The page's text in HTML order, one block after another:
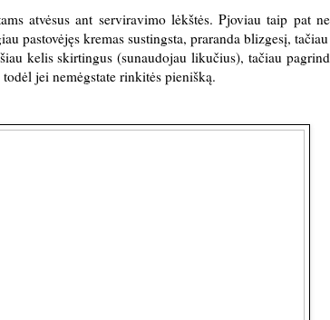
atvėsus ant serviravimo lėkštės. Pjoviau taip pat
pastovėjęs kremas sustingsta, praranda blizgesį,
kelis skirtingus (sunaudojau likučius), tačiau
jei nemėgstate rinkitės pienišką.